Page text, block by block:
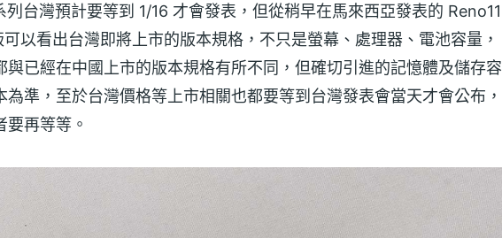
列台灣預計要等到 1/16 才會發表，但從稍早在馬來西亞發表的 Reno11
以看出台灣即將上市的版本規格，不只是螢幕、處理器、電池容量，
與已經在中國上市的版本規格有所不同，但確切引進的記憶體及儲存容
為準，至於台灣價格等上市相關也都要等到台灣發表會當天才會公布，
再等等。